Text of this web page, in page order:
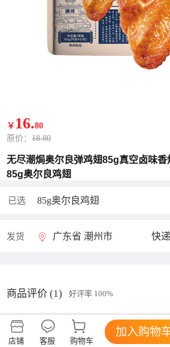
￥ 16.80
原价： 18.80
无尽潮焗奥尔良弹鸡翅85g真空卤味
85g奥尔良鸡翅
已选 85g奥尔良鸡翅
发货 广东省 潮州市 快
商品评价 (1) 好评率 100%
U721513
包装严实高档，鸡翅肉多汁多，不辣，
店铺 客服 购物车
加入购物